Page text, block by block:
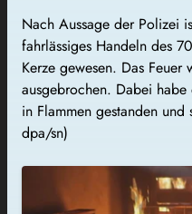
Nach Aussage der Polizei
fahrlässiges Handeln des
Kerze gewesen. Das
ausgebrochen. Dabei
in Flammen gestanden
dpa/sn)